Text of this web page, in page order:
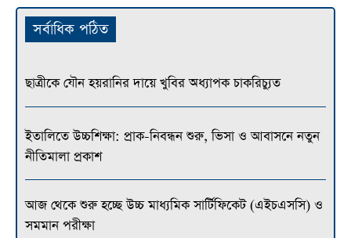
সর্বাধিক পঠিত
ছাত্রীকে যৌন হয়রানির দায়ে খুবির অধ্যাপক চাকরিচ্যুত
ইতালিতে উচ্চশিক্ষা: প্রাক-নিবন্ধন শুরু, ভিসা ও আবাসনে নতুন
নীতিমালা প্রকাশ
আজ থেকে শুরু হচ্ছে উচ্চ মাধ্যমিক সার্টিফিকেট (এইচএসসি) ও
সমমান পরীক্ষা